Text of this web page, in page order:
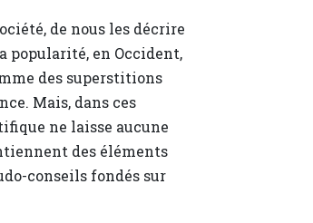
de nous les décrire
popularité, en Occident,
des superstitions
Mais, dans ces
ne laisse aucune
des éléments
conseils fondés sur